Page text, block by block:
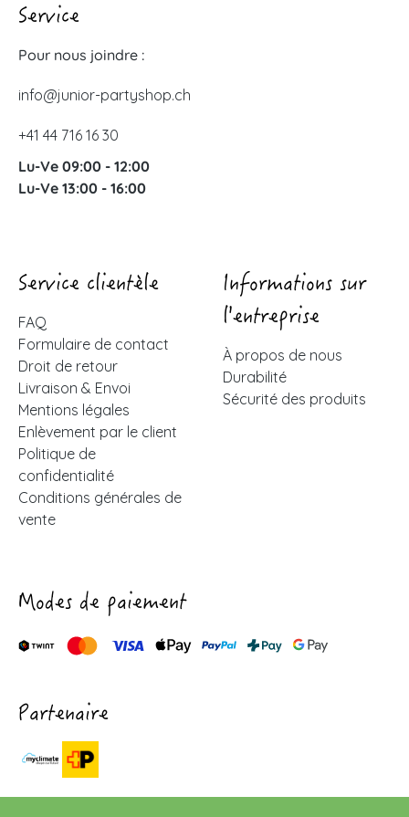
Service
Pour nous joindre :
info@junior-partyshop.ch
+41 44 716 16 30
Lu-Ve 09:00 - 12:00
Lu-Ve 13:00 - 16:00
Service clientèle
FAQ
Formulaire de contact
Droit de retour
Livraison & Envoi
Mentions légales
Enlèvement par le client
Politique de
confidentialité
Conditions générales de
vente
Informations sur
l'entreprise
À propos de nous
Durabilité
Sécurité des produits
Modes de paiement
Partenaire